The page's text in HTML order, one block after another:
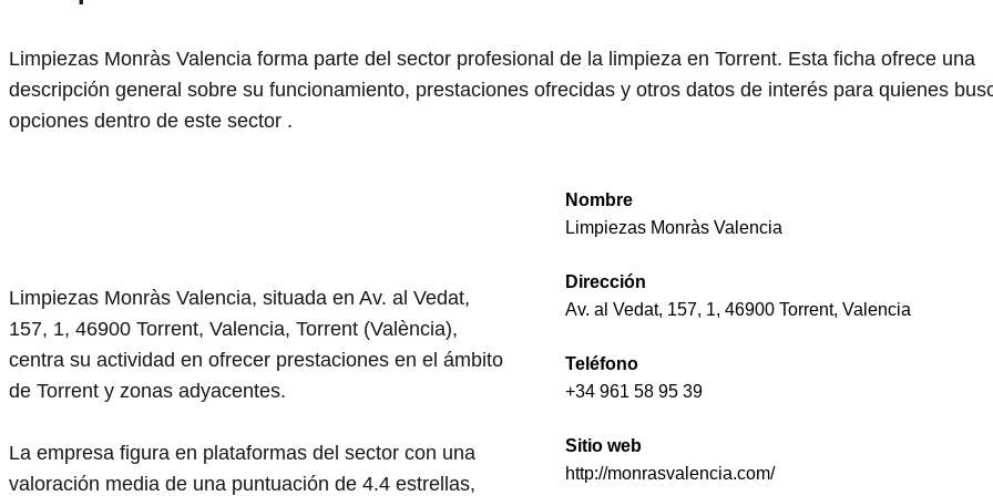
Limpiezas Monràs Valencia forma parte del sector profesional de la limpieza en Torrent. Esta ficha ofrece una
descripción general sobre su funcionamiento, prestaciones ofrecidas y otros datos de interés para quienes
opciones dentro de este sector .
Limpiezas Monràs Valencia, situada en Av. al Vedat,
157, 1, 46900 Torrent, Valencia, Torrent (València),
centra su actividad en ofrecer prestaciones en el ámbito
de Torrent y zonas adyacentes.
La empresa figura en plataformas del sector con una
valoración media de una puntuación de 4.4 estrellas,
Nombre
Limpiezas Monràs Valencia
Dirección
Av. al Vedat, 157, 1, 46900 Torrent, Valencia
Teléfono
+34 961 58 95 39
Sitio web
http://monrasvalencia.com/